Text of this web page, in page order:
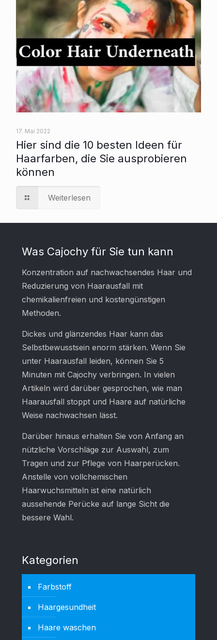
17. Mai 2022
Hier sind die 10 besten Ideen für
Haarfarben, die Sie ausprobieren
können
Weiterlesen
Was Cajochy für Sie tun kann
Konzentration auf nachwachsendes Haar und
Reduzierung von Haarausfall mit
chemikalienfreien und kostengünstigen
Methoden.
Dickes und glänzendes Haar kann das
Selbstbewusstsein enorm stärken. Wenn Sie
unter Haarausfall leiden, können Sie 5
Minuten mit Cajochy verbringen. In vielen
Artikeln wird darüber gesprochen, wie man
Haarausfall stoppt und Haare auf natürliche
Weise nachwachsen lässt.
Darüber hinaus erhalten Sie von Anfang an
nützliche Vorschläge zur Auswahl, zum
Tragen und zur Pflege von Haarperücken.
Anstelle von vollchemischen
Haarwuchsmitteln ist eine natürlich
aussehende Perücke auf lange Sicht die
bessere Wahl.
Kategorien
Farbstoff
Haargesundheit
Haare waschen